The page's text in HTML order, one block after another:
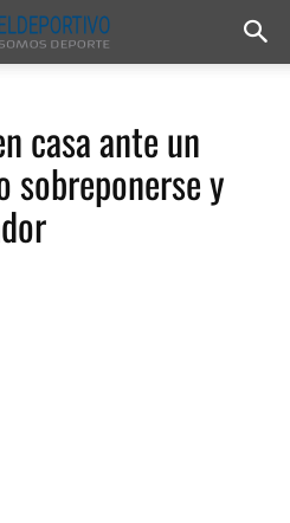
casa ante un
sobreponerse y